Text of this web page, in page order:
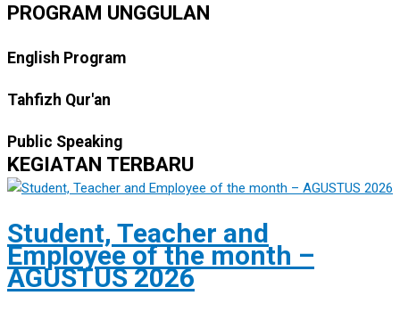
PROGRAM UNGGULAN
English Program
Tahfizh Qur'an
Public Speaking
KEGIATAN TERBARU
Student, Teacher and
Employee of the month –
AGUSTUS 2026